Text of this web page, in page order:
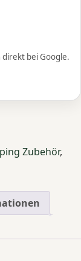
direkt bei Google.
Zubehör,